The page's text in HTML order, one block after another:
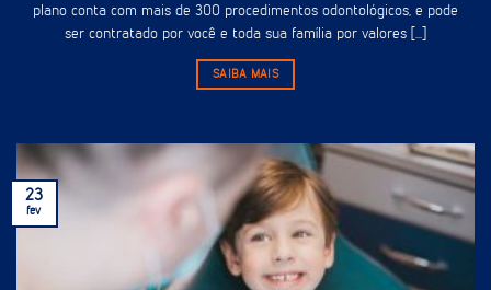
plano conta com mais de 300 procedimentos odontológicos, e pode
ser contratado por você e toda sua família por valores [...]
SAIBA MAIS
23
fev